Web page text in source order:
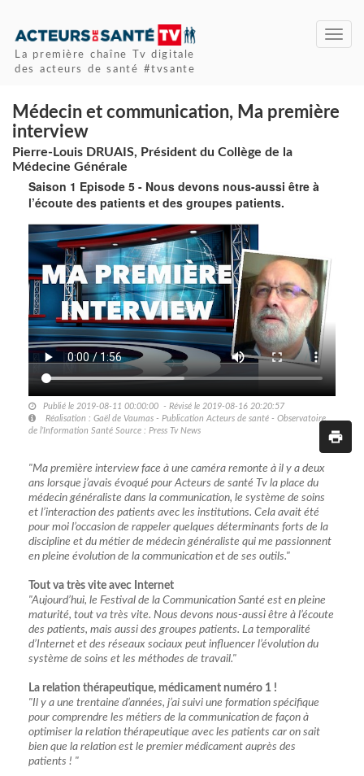
La première chaîne Tv digitale
des acteurs de santé #tvsante
Médecin et communication, Ma première
interview
Pierre-Louis DRUAIS, Président du Collège de la
Médecine Générale
Saison 1 Episode 5 - Nous devons nous-aussi être à
l’écoute des patients et des groupes patients.
Publié le 2019-08-11 00:00:00 - Révisé le 2019-08-16 20:20:57
Réalisation : Gaël de Vaumas - Publication Acteurs de santé - Observatoire
de l’Information Santé Source : Press Tv News
"Ma première interview face à une caméra remonte à il y a deux
ans lorsque j’avais évoqué pour Acteurs de santé Tv la place du
médecin généraliste dans la communication, le système de soins
et l’interaction des patients avec les institutions. Cela avait été
pour moi l’occasion de rappeler quelques déterminants forts de la
discipline et du métier de médecin généraliste qui me passionnent
en pleine évolution de la communication et de ses outils."
Tout va très vite avec Internet
"Aujourd’hui, le Festival de la Communication Santé est en pleine
maturité, tout va très vite. Nous devons nous-aussi être à l’écoute
des patients, mais aussi des groupes patients. La temporalité
d’Internet et des réseaux sociaux peut influencer l’évolution du
système de soins et les méthodes de travail."
La relation thérapeutique, médicament numéro 1 !
"Il y a une trentaine d’années, j’ai suivi une formation spécifique
pour comprendre les métiers de la communication de façon à
optimiser la relation thérapeutique avec les patients car on sait
bien que la relation est le premier médicament auprès des
patients ! "